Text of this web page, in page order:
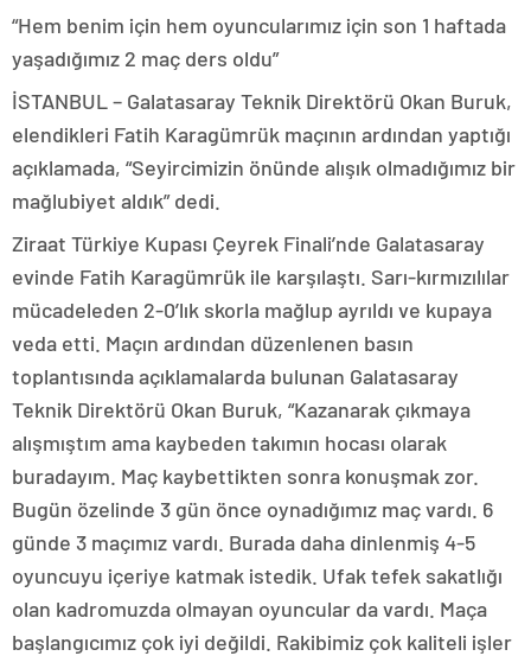
“Hem benim için hem oyuncularımız için son 1 haftada
yaşadığımız 2 maç ders oldu”
İSTANBUL – Galatasaray Teknik Direktörü Okan Buruk,
elendikleri Fatih Karagümrük maçının ardından yaptığı
açıklamada, “Seyircimizin önünde alışık olmadığımız bir
mağlubiyet aldık” dedi.
Ziraat Türkiye Kupası Çeyrek Finali’nde Galatasaray
evinde Fatih Karagümrük ile karşılaştı. Sarı-kırmızılılar
mücadeleden 2-0’lık skorla mağlup ayrıldı ve kupaya
veda etti. Maçın ardından düzenlenen basın
toplantısında açıklamalarda bulunan Galatasaray
Teknik Direktörü Okan Buruk, “Kazanarak çıkmaya
alışmıştım ama kaybeden takımın hocası olarak
buradayım. Maç kaybettikten sonra konuşmak zor.
Bugün özelinde 3 gün önce oynadığımız maç vardı. 6
günde 3 maçımız vardı. Burada daha dinlenmiş 4-5
oyuncuyu içeriye katmak istedik. Ufak tefek sakatlığı
olan kadromuzda olmayan oyuncular da vardı. Maça
başlangıcımız çok iyi değildi. Rakibimiz çok kaliteli işler